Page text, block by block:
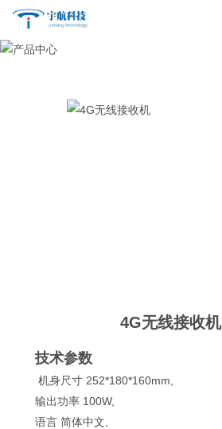
4G无线接收机
技术参数
机身尺寸 252*180*160mm,
输出功率 100W,
语言 简体中文,